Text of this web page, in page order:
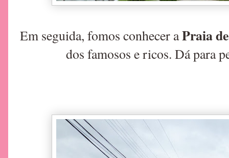
Em seguida, fomos conhecer aPraia
dos famosos e ricos. Dá para